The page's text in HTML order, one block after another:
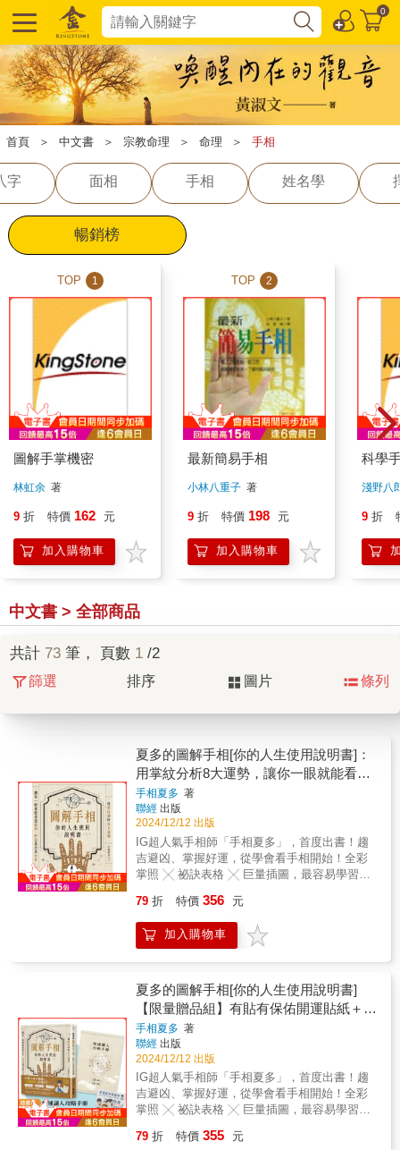
0
首頁 ＞ 中文書 ＞ 宗教命理 ＞ 命理 ＞ 手相
字 面相 手相 姓名學
暢銷榜
TOP 1
圖解手掌機密
林虹余 著
9 折 特價 162 元
加入購物車
TOP 2
最新簡易手相
小林八重子 著
9 折 特價 198 元
加入購物車
科學
淺野八
9 折
中文書 > 全部商品
共計 73 筆， 頁數 1 /2
篩選 排序 圖片 條列
夏多的圖解手相[你的人生使用說明書]：
用掌紋分析8大運勢，讓你一眼就能看透
感情、財富甚至是未來！【隨書附】快速
識人攻略手冊
手相夏多 著
聯經 出版
2024/12/12 出版
IG超人氣手相師「手相夏多」，首度出書！趨
吉避凶、掌握好運，從學會看手相開始！全彩
掌照 ╳ 祕訣表格 ╳ 巨量插圖，最容易學習的
攻略手冊」收錄主要線紋的分析及表格，透過
表格能快速判斷一個人的個性，讓你在5分鐘內
就能了解對方。你可能聽過下列手相迷思，但
大的人，非常容易漏財？•可以靠留長小指指甲
來防犯小人？•掌紋很多，代表思緒很亂嗎？鑽
研手相已超過十二年的夏多想說：「手相絕不
只是搭訕的工具，而是能實際應用在日常的命
理技術。」▍什麼是「手相」？手相術是一門
有複雜邏輯和系統的技術，就像面相術是以貌
取人，手相術則是「以掌識人」。簡單來說，
可從掌紋解讀出一個人的個性、想法、疾病、
發展、機緣等資訊，以達到消災解厄的目的，
幫助你做好萬全準備。 ▍不只「以掌識人」，
79 折 特價 356 元
加入購物車
夏多的圖解手相[你的人生使用說明書]
【限量贈品組】有貼有保佑開運貼紙＋快
速識人攻略手冊：用掌紋分析8大運勢，
能看透感情、財富甚至是未來！
手相夏多 著
聯經 出版
2024/12/12 出版
IG超人氣手相師「手相夏多」，首度出書！趨
吉避凶、掌握好運，從學會看手相開始！全彩
掌照 ╳ 祕訣表格 ╳ 巨量插圖，最容易學習的
紙★數量：共5張材質：高級銅版亮面紙說明：
79 折 特價 355 元